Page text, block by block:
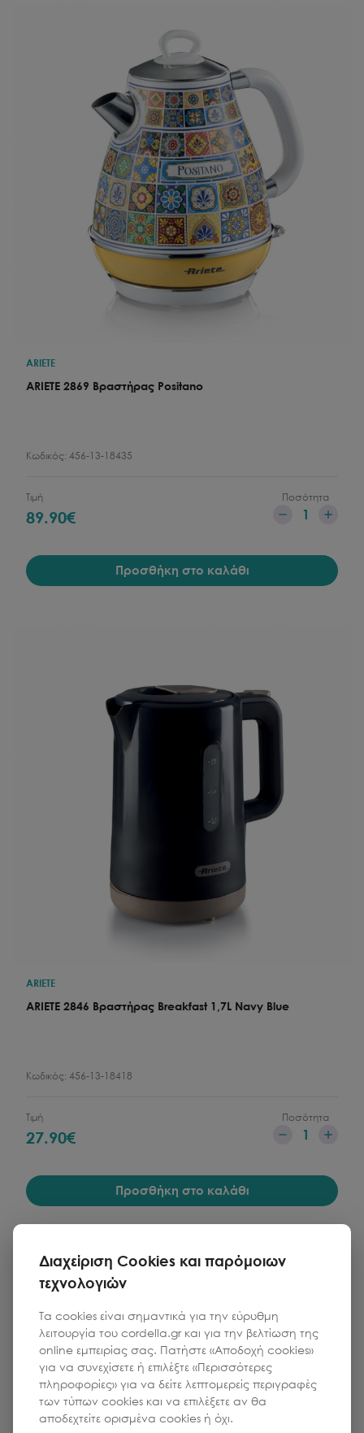
ARIETE
ARIETE 2869 Βραστήρας Positano
Κωδικός: 456-13-18435
Τιμή
89.90€
Ποσότητα
1
Προσθήκη στο καλάθι
ARIETE
ARIETE 2846 Βραστήρας Breakfast 1,7L Navy Blue
Κωδικός: 456-13-18418
Τιμή
27.90€
Ποσότητα
1
Προσθήκη στο καλάθι
Διαχείριση Cookies και παρόμοιων
τεχνολογιών
Τα cookies είναι σημαντικά για την εύρυθμη
λειτουργία του cordella.gr και για την βελτίωση της
online εμπειρίας σας. Πατήστε «Αποδοχή cookies»
για να συνεχίσετε ή επιλέξτε «Περισσότερες
πληροφορίες» για να δείτε λεπτομερείς περιγραφές
των τύπων cookies και να επιλέξετε αν θα
αποδεχτείτε ορισμένα cookies ή όχι.